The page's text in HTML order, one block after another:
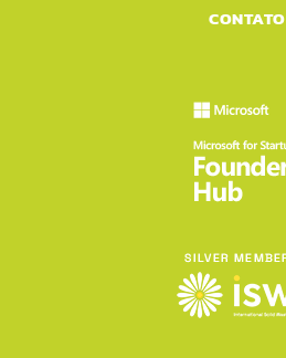
CONTATO